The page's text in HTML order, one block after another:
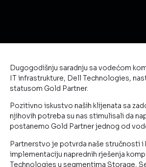
Dugogodišnju saradnju sa vodećom
IT infrastrukture, Dell Technologies,
statusom Gold Partner.
Pozitivno iskustvo naših klijenata sa
njihovih potreba su nas stimulisali da
postanemo Gold Partner jednog od
Partnerstvo je potvrda naše stručnosti
implementaciju naprednih rješenja
Technologies u segmentima Storage,